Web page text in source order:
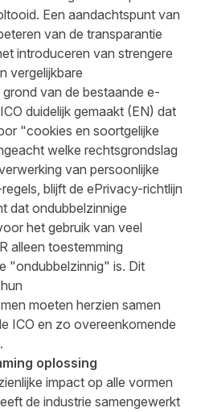
Een aandachtspunt van
van de transparantie
introduceren van strengere
vergelijkbare
van de bestaande e-
duidelijk gemaakt (EN) dat
"cookies en soortgelijke
welke rechtsgrondslag
van persoonlijke
blijft de ePrivacy-richtlijn
dat ondubbelzinnige
het gebruik van veel
alleen toestemming
"ondubbelzinnig" is. Dit
moeten herzien samen
ICO en zo overeenkomende
oplossing
impact op alle vormen
de industrie samengewerkt